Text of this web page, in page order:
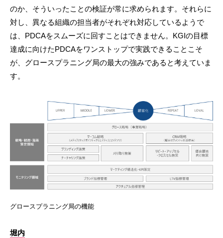
のか、そういったことの検証が常に求められます。それらに
対し、異なる組織の担当者がそれぞれ対応しているようで
は、PDCAをスムーズに回すことはできません。KGIの目標
達成に向けたPDCAをワンストップで実践できることこそ
が、グロースプラニング局の最大の強みであると考えていま
す。
グロースプラニング局の機能
堀内